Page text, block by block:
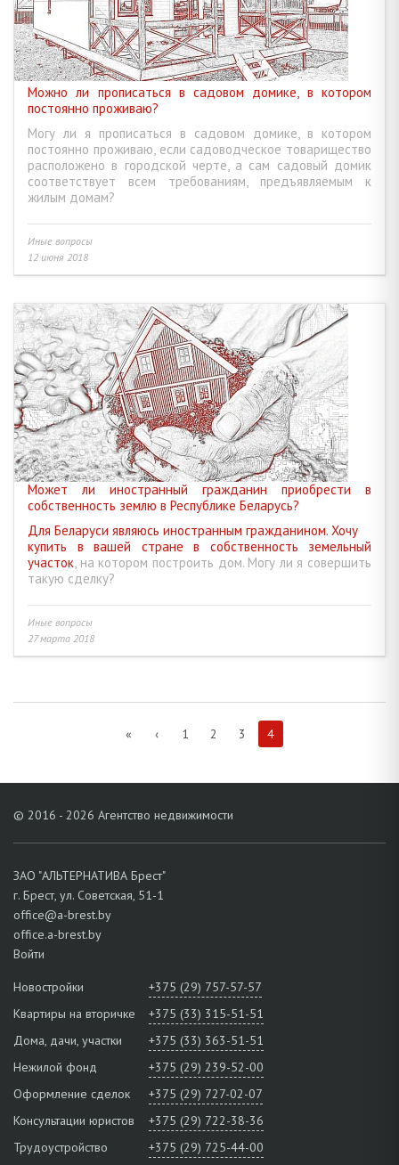
СОВМЕСТНАЯ И ДОЛЕВАЯ СОБСТВЕННОСТЬ • БРАК И СЕМЬЯ
ДАРЕНИЕ • ЗАВЕЩАНИЕ, НАСЛЕДСТВО • РЕНТА
НАЙМ И АРЕНДА ЖИЛЬЯ • ДЛИТЕЛЬНЫЙ И КОРОТКИЙ СРОК 6
АГЕНТСТВО НЕДВИЖИМОСТИ • РИЭЛТЕРСКИЕ УСЛУГИ 6
ИНЫЕ ВОПРОСЫ 23
Можно ли прописаться в садовом домике, в котором
постоянно проживаю?
Могу ли я прописаться в садовом домике, в котором
постоянно проживаю, если садоводческое товарищество
расположено в городской черте, а сам садовый домик
соответствует всем требованиям, предъявляемым к
жилым домам?
12 июня 2018
Иные вопросы
Может ли иностранный гражданин приобрести в
собственность землю в Республике Беларусь?
Для Беларуси являюсь иностранным гражданином. Хочу
купить в вашей стране в собственность земельный
участок, на котором построить дом. Могу ли я совершить
такую сделку?
27 марта 2018
Иные вопросы
« ‹ 1 2 3 4
© 2016 - 2026 Агентство недвижимости
ЗАО "АЛЬТЕРНАТИВА Брест"
г. Брест, ул. Советская, 51-1
office@a-brest.by
office.a-brest.by
Войти
Новостройки
+375 (29) 757-57-57
Квартиры на вторичке
+375 (33) 315-51-51
Дома, дачи, участки
+375 (33) 363-51-51
Нежилой фонд
+375 (29) 239-52-00
Оформление сделок
+375 (29) 727-02-07
Консультации юристов
+375 (29) 722-38-36
Трудоустройство
+375 (29) 725-44-00